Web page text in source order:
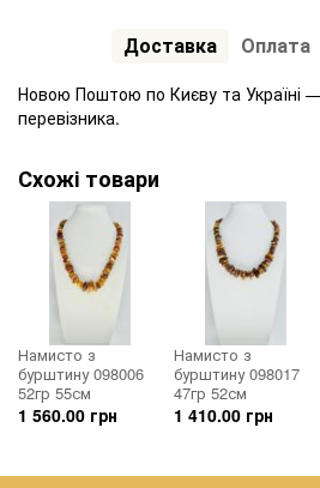
Доставка Оплата
Новою Поштою по Києву та Україні —
перевізника.
Схожі товари
Намисто з
бурштину 098006
52гр 55см
1 560.00 грн
Намисто з
бурштину 098017
47гр 52см
1 410.00 грн